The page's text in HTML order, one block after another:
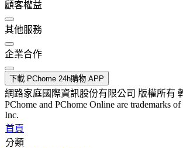
顧客權益
其他服務
企業合作
下載 PChome 24h購物 APP
網路家庭國際資訊股份有限公司 版權所有
PChome and PChome Online are trademarks
Inc.
首頁
分類